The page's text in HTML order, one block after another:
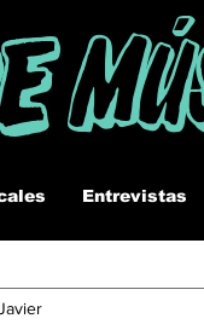
Entrevistas